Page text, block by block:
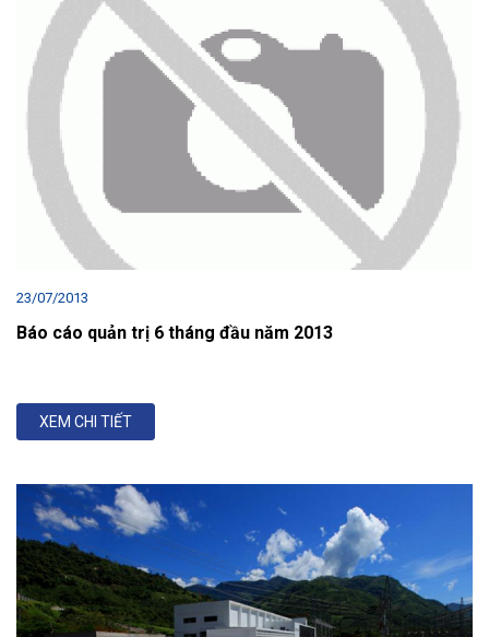
23/07/2013
Báo cáo quản trị 6 tháng đầu năm 2013
XEM CHI TIẾT